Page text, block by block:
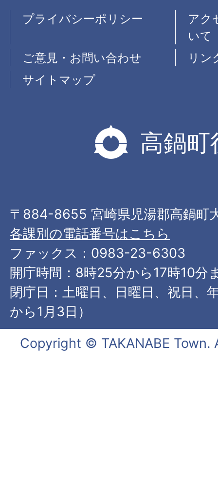
プライバシーポリシー
アク
いて
ご意見・お問い合わせ
リン
サイトマップ
高鍋町
〒884-8655 宮崎県児湯郡高鍋町
各課別の電話番号はこちら
ファックス：0983-23-6303
開庁時間：8時25分から17時10分
閉庁日：土曜日、日曜日、祝日、
から1月3日）
Copyright © TAKANABE Town.